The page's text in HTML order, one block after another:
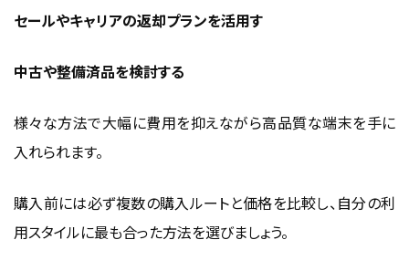
セールやキャリアの返却プランを活用す
中古や整備済品を検討する
様々な方法で大幅に費用を抑えながら高品質な端末を手に
入れられます。
購入前には必ず複数の購入ルートと価格を比較し、自分の利
用スタイルに最も合った方法を選びましょう。